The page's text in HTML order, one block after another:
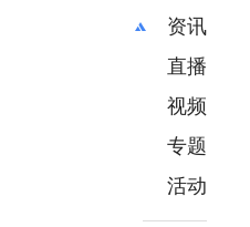
资讯
推荐
财经
项目推荐
安徽
直播
视频
专题
活动